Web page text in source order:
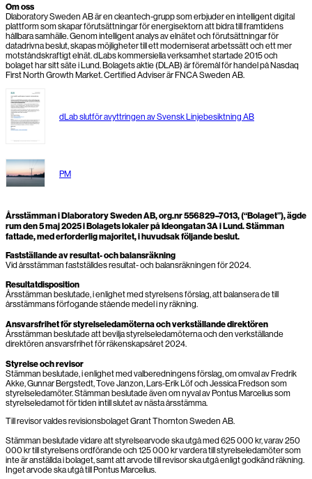
Om oss
Dlaboratory Sweden AB är en cleantech-grupp som erbjuder en intelligent digital
plattform som skapar förutsättningar för energisektorn att bidra till framtidens
hållbara samhälle. Genom intelligent analys av elnätet och förutsättningar för
datadrivna beslut, skapas möjligheter till ett moderniserat arbetssätt och ett mer
motståndskraftigt elnät. dLabs kommersiella verksamhet startade 2015 och
bolaget har sitt säte i Lund. Bolagets aktie (DLAB) är föremål för handel på Nasdaq
First North Growth Market. Certified Adviser är FNCA Sweden AB.
dLab slutför avyttringen av Svensk Linjebesiktning AB
PM
Årsstämman i Dlaboratory Sweden AB, org.nr 556829–7013, (“Bolaget”), ägde
rum den 5 maj 2025 i Bolagets lokaler på Ideongatan 3A i Lund. Stämman
fattade, med erforderlig majoritet, i huvudsak följande beslut.
Fastställande av resultat- och balansräkning
Vid årsstämman fastställdes resultat- och balansräkningen för 2024.
Resultatdisposition
Årsstämman beslutade, i enlighet med styrelsens förslag, att balansera de till
årsstämmans förfogande stående medel i ny räkning.
Ansvarsfrihet för styrelseledamöterna och verkställande direktören
Årsstämman beslutade att bevilja styrelseledamöterna och den verkställande
direktören ansvarsfrihet för räkenskapsåret 2024.
Styrelse och revisor
Stämman beslutade, i enlighet med valberedningens förslag, om omval av Fredrik
Akke, Gunnar Bergstedt, Tove Janzon, Lars-Erik Löf och Jessica Fredson som
styrelseledamöter. Stämman beslutade även om nyval av Pontus Marcelius som
styrelseledamot för tiden intill slutet av nästa årsstämma.
Till revisor valdes revisionsbolaget Grant Thornton Sweden AB.
Stämman beslutade vidare att styrelsearvode ska utgå med 625 000 kr, varav 250
000 kr till styrelsens ordförande och 125 000 kr vardera till styrelseledamöter som
inte är anställda i bolaget, samt att arvode till revisor ska utgå enligt godkänd räkning.
Inget arvode ska utgå till Pontus Marcelius.